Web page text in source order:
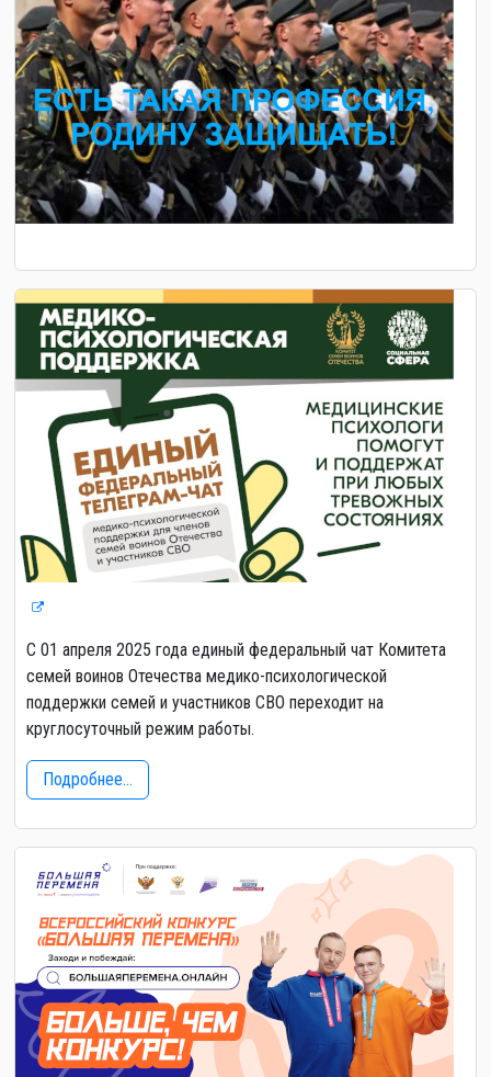
С 01 апреля 2025 года единый федеральный чат Комитета
семей воинов Отечества медико-психологической
поддержки семей и участников СВО переходит на
круглосуточный режим работы.
Подробнее...